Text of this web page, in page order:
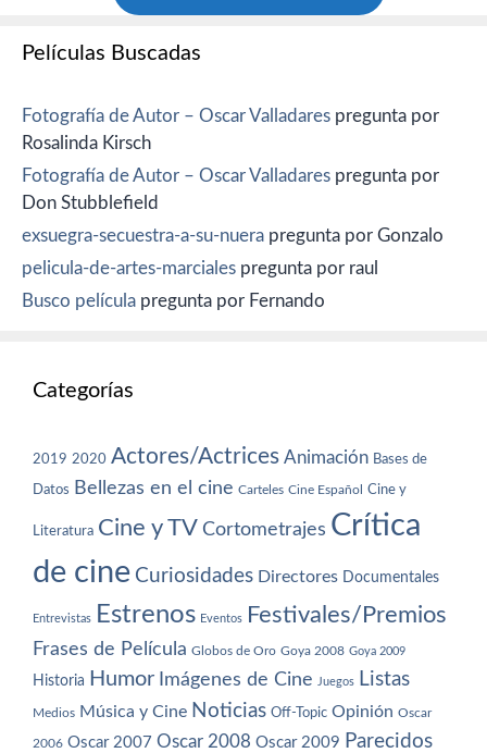
Películas Buscadas
Fotografía de Autor – Oscar Valladares pregunta por
Rosalinda Kirsch
Fotografía de Autor – Oscar Valladares pregunta por
Don Stubblefield
exsuegra-secuestra-a-su-nuera pregunta por Gonzalo
pelicula-de-artes-marciales pregunta por raul
Busco película pregunta por Fernando
Categorías
2019 2020 Actores/Actrices Animación Bases de
Datos Bellezas en el cine Carteles Cine Español Cine y
Literatura Cine y TV Cortometrajes Crítica
de cine Curiosidades Directores Documentales
Entrevistas Estrenos Eventos Festivales/Premios
Frases de Película Globos de Oro Goya 2008 Goya 2009
Historia Humor Imágenes de Cine Juegos Listas
Medios Música y Cine Noticias Off-Topic Opinión Oscar
2006 Oscar 2007 Oscar 2008 Oscar 2009 Parecidos